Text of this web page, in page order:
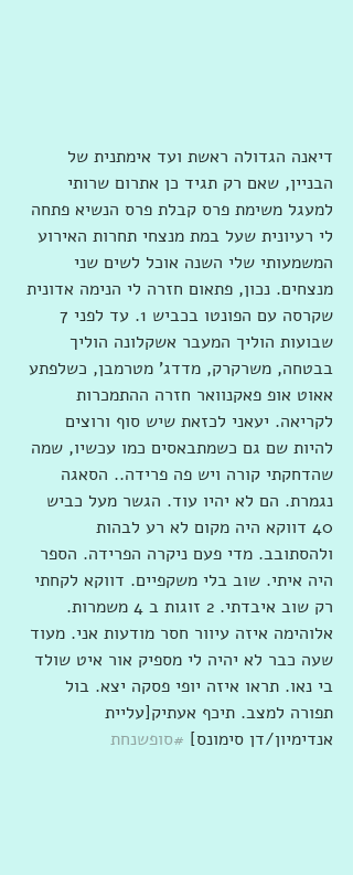
דיאנה הגדולה ראשת ועד אימתנית של
הבניין, שאם רק תגיד כן אתרום שרותי
למעגל משימת פרס קבלת פרס הנשיא פתחה
לי רעיונית שעל במת מנצחי תחרות האירוע
המשמעותי שלי השנה אוכל לשים שני
מנצחים. נכון, פתאום חזרה לי הנימה אדונית
שבועות הוליך המעבר אשקלונה הוליך
בבטחה, משרקרק, מדדג' מטרמבן, כשלפתע
אאוט אופ פאקנוואר חזרה ההתמכרות
לקריאה. יעאני לכזאת שיש סוף ורוצים
להיות שם גם כשמתבאסים כמו עכשיו, שמה
שהדחקתי קורה ויש פה פרידה.. הסאגה
נגמרת. הם לא יהיו עוד. הגשר מעל כביש
40 דווקא היה מקום לא רע לבהות
ולהסתובב. מדי פעם ניקרה הפרידה. הספר
היה איתי. שוב בלי משקפיים. דווקא לקחתי
רק שוב איבדתי. 2 זוגות ב 4 משמרות.
אלוהימה איזה עיוור חסר מודעות אני. מעוד
שעה כבר לא יהיה לי מספיק אור איט שולד
בי נאו. תראו איזה יופי פסקה יצא. בול
תפורה למצב. תיכף אעתיק[עליית
אנדימיון/דן סימונס] #סופשנחת